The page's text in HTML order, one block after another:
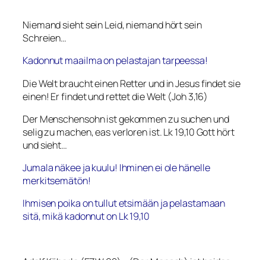
Niemand sieht sein Leid, niemand hört sein
Schreien…
Kadonnut maailma on pelastajan tarpeessa!
Die Welt braucht einen Retter und in Jesus findet sie
einen! Er findet und rettet die Welt (Joh 3,16)
Der Menschensohn ist gekommen zu suchen und
selig zu machen, eas verloren ist. Lk 19,10 Gott hört
und sieht…
Jumala näkee ja kuulu! Ihminen ei ole hänelle
merkitsemätön!
Ihmisen poika on tullut etsimään ja pelastamaan
sitä, mikä kadonnut onLk 19,10